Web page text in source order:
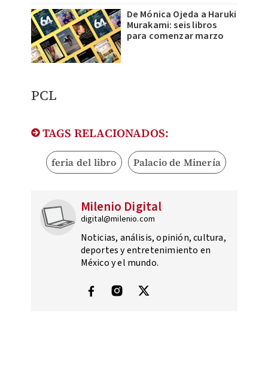
De Mónica Ojeda a Haruki
Murakami: seis libros
para comenzar marzo
PCL
TAGS RELACIONADOS:
feria del libro Palacio de Minería
Milenio Digital
digital@milenio.com
Noticias, análisis, opinión, cultura,
deportes y entretenimiento en
México y el mundo.